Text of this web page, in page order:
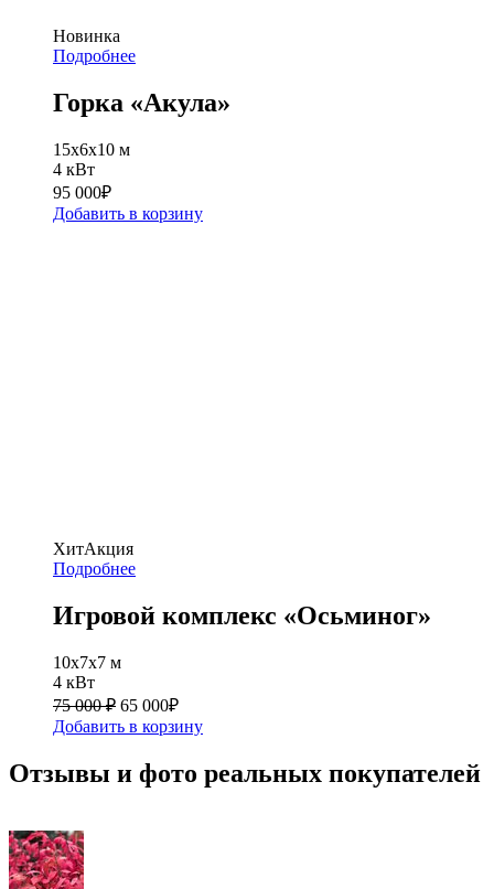
Новинка
Подробнее
Горка «Акула»
15x6x10 м
4 кВт
95 000₽
Добавить в корзину
ХитАкция
Подробнее
Игровой комплекс «Осьминог»
10x7x7 м
4 кВт
75 000 ₽ 65 000₽
Добавить в корзину
Отзывы и фото реальных покупателей